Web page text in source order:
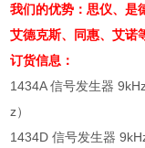
我们的优势：思仪、是
艾德克斯、同惠、艾诺
订货信息：
1434A 信号发生器
z）
1434D 信号发生器